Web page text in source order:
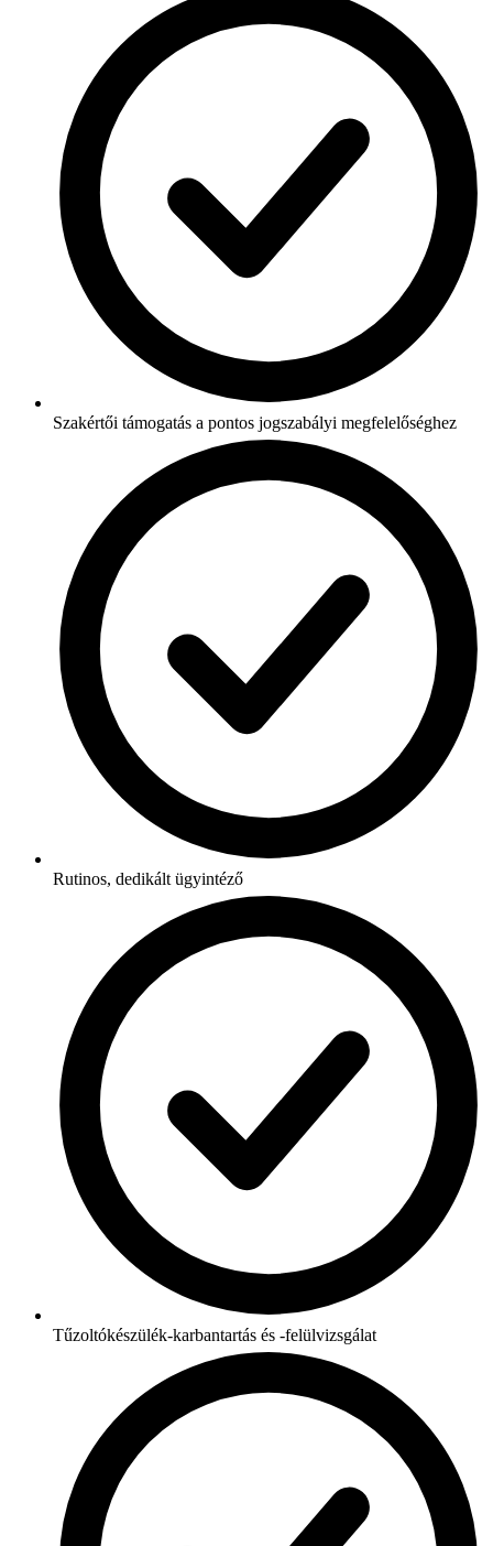
Szakértői támogatás a pontos jogszabályi megfelelőséghez
Rutinos, dedikált ügyintéző
Tűzoltókészülék-karbantartás és -felülvizsgálat